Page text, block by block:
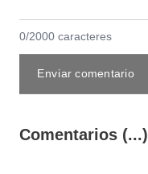
0/2000 caracteres
Enviar comentario
Comentarios (...)